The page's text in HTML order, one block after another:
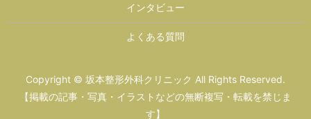
インタビュー
よくある質問
Copyright © 坂本整形外科クリニック All Rights Reserved.
【掲載の記事・写真・イラストなどの無断複写・転載を禁じま
す】